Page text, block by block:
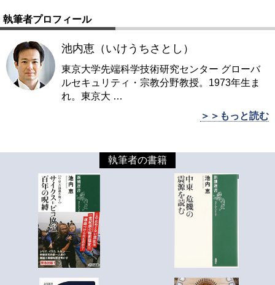
執筆者プロフィール
池内恵（いけうちさとし）
東京大学先端科学技術研究センター グローバ
ルセキュリティ・宗教分野教授。1973年生ま
れ。東京大 …
＞＞もっと読む
執筆者の書籍